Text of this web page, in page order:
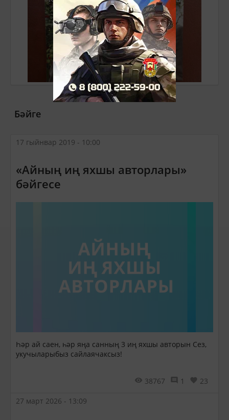
Бәйге
17 гыйнвар 2019 - 10:00
«Айның иң яхшы авторлары»
бәйгесе
Һәр ай саен, һәр яңа санның 3 иң яхшы авторын Сез,
укучыларыбыз сайлаячаксыз!
38767 1 23
27 март 2026 - 13:09